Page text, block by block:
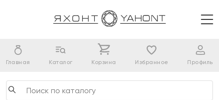
Главная Каталог Корзина Избранное Профиль